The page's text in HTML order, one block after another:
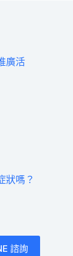
廣活
狀嗎？
諮詢